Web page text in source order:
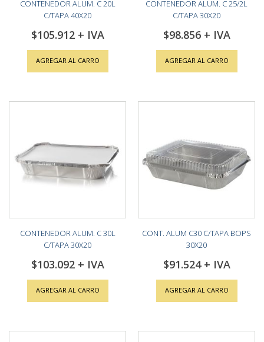
CONTENEDOR ALUM. C 20L
C/TAPA 40X20
$105.912
AGREGAR AL CARRO
CONTENEDOR ALUM. C 25/2L
C/TAPA 30X20
$98.856
AGREGAR AL CARRO
CONTENEDOR ALUM. C 30L
C/TAPA 30X20
$103.092
AGREGAR AL CARRO
CONT. ALUM C30 C/TAPA BOPS
30X20
$91.524
AGREGAR AL CARRO